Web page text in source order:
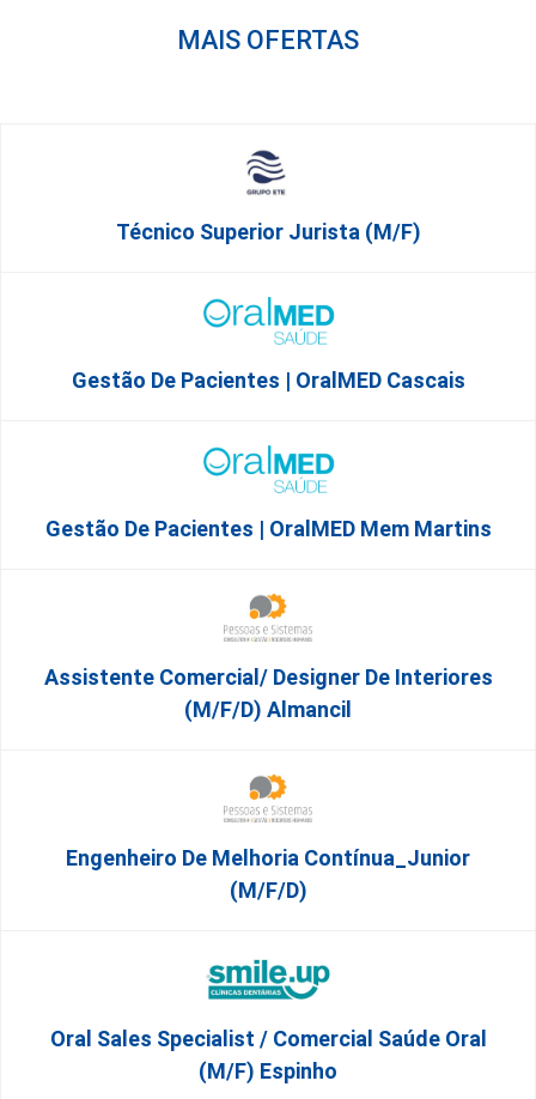
MAIS OFERTAS
Técnico Superior Jurista (m/f)
Gestão De Pacientes | OralMED Cascais
Gestão De Pacientes | OralMED Mem Martins
Assistente Comercial/ Designer De Interiores
(m/f/d) Almancil
Engenheiro De Melhoria Contínua_Junior
(m/f/d)
Oral Sales Specialist / Comercial Saúde Oral
(M/F) Espinho